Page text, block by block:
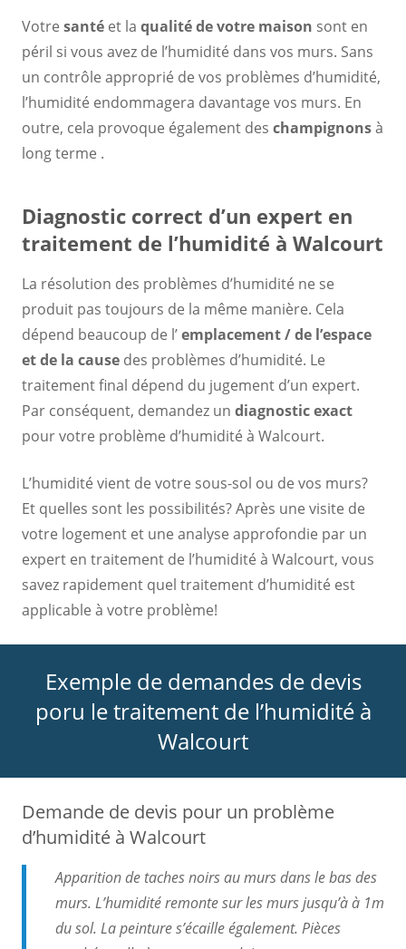
Votre santé et la qualité de votre maison sont en
péril si vous avez de l’humidité dans vos murs. Sans
un contrôle approprié de vos problèmes d’humidité,
l’humidité endommagera davantage vos murs. En
outre, cela provoque également des champignonsà
long terme .
Diagnostic correct d’un expert en
traitement de l’humidité à Walcourt
La résolution des problèmes d’humidité ne se
produit pas toujours de la même manière. Cela
dépend beaucoup de l’emplacement / de l’espace
et de la cause des problèmes d’humidité. Le
traitement final dépend du jugement d’un expert.
Par conséquent, demandez un diagnostic exact
pour votre problème d’humidité à Walcourt.
L’humidité vient de votre sous-sol ou de vos murs?
Et quelles sont les possibilités? Après une visite de
votre logement et une analyse approfondie par un
expert en traitement de l’humidité à Walcourt, vous
savez rapidement quel traitement d’humidité est
applicable à votre problème!
Exemple de demandes de devis
poru le traitement de l’humidité à
Walcourt
Demande de devis pour un problème
d’humidité à Walcourt
Apparition de taches noirs au murs dans le bas des
murs. L’humidité remonte sur les murs jusqu’à à 1m
du sol. La peinture s’écaille également. Pièces